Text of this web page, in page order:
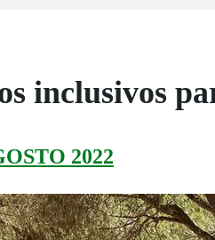
inclusivos
2022